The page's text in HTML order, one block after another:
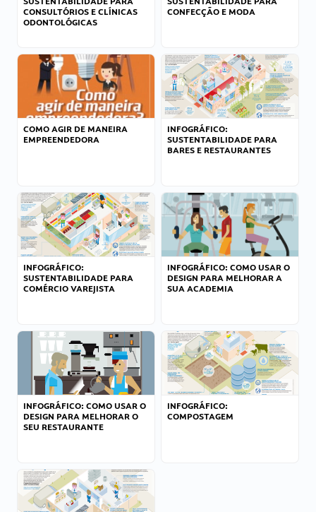
CONSULTÓRIOS E CLÍNICAS
ODONTOLÓGICAS
CONFECÇÃO E MODA
COMO AGIR DE MANEIRA
EMPREENDEDORA
INFOGRÁFICO:
SUSTENTABILIDADE PARA
BARES E RESTAURANTES
INFOGRÁFICO:
SUSTENTABILIDADE PARA
COMÉRCIO VAREJISTA
INFOGRÁFICO: COMO USAR O
DESIGN PARA MELHORAR A
SUA ACADEMIA
INFOGRÁFICO: COMO USAR O
DESIGN PARA MELHORAR O
SEU RESTAURANTE
INFOGRÁFICO:
COMPOSTAGEM